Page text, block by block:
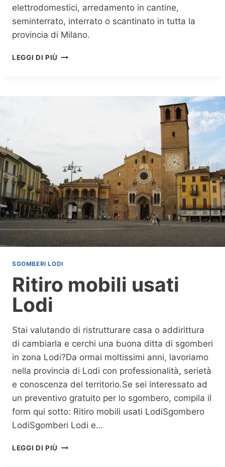
elettrodomestici, arredamento in cantine,
seminterrato, interrato o scantinato in tutta la
provincia di Milano.
LEGGI DI PIÙ S
I
N
L
O
I
SGOMBERI LODI
Ritiro mobili usati
Lodi
Stai valutando di ristrutturare casa o addirittura
di cambiarla e cerchi una buona ditta di sgomberi
in zona Lodi?Da ormai moltissimi anni, lavoriamo
nella provincia di Lodi con professionalità, serietà
e conoscenza del territorio.Se sei interessato ad
un preventivo gratuito per lo sgombero, compila il
form qui sotto: Ritiro mobili usati LodiSgombero
LodiSgomberi Lodi e…
LEGGI DI PIÙ